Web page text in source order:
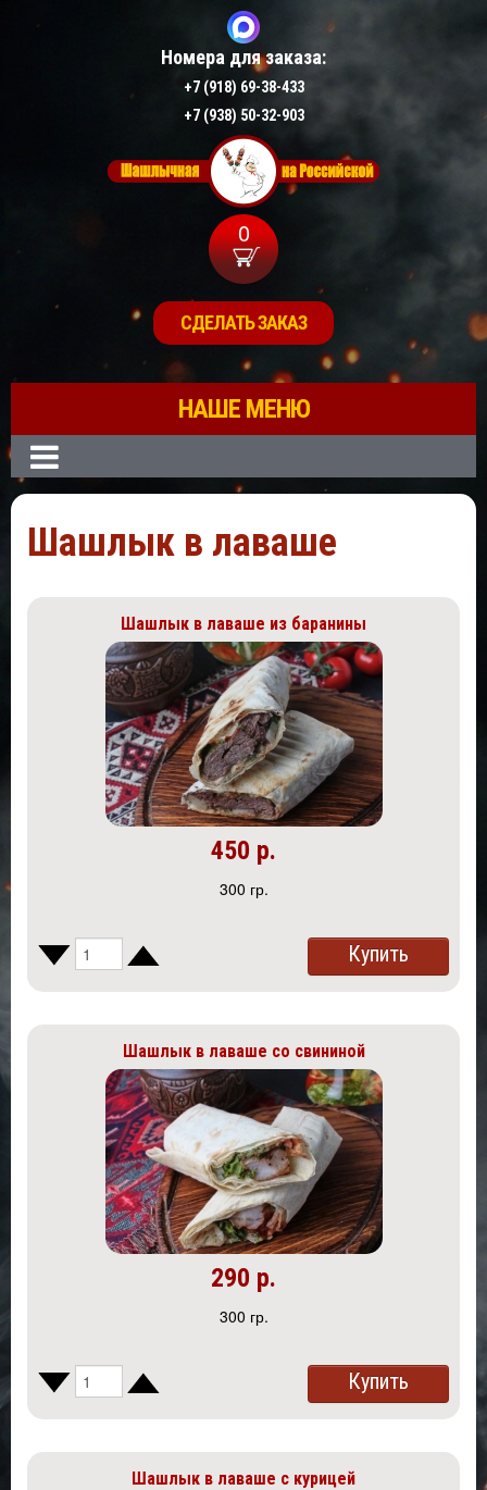
Номера для заказа:
+7 (918) 69-38-433
+7 (938) 50-32-903
0
СДЕЛАТЬ ЗАКАЗ
НАШЕ МЕНЮ
Шашлык в лаваше
Шашлык в лаваше из баранины
450 р.
300 гр.
Купить
Шашлык в лаваше со свининой
290 р.
300 гр.
Купить
Шашлык в лаваше с курицей